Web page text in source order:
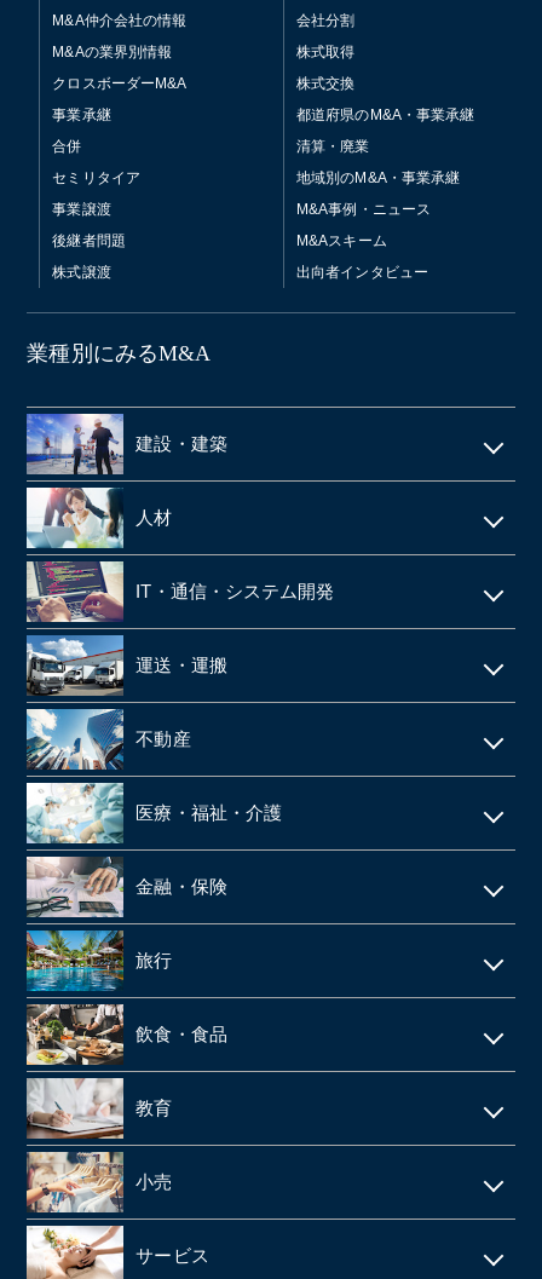
M&A仲介会社の情報
M&Aの業界別情報
クロスボーダーM&A
事業承継
合併
セミリタイア
事業譲渡
後継者問題
株式譲渡
会社分割
株式取得
株式交換
都道府県のM&A・事業承継
清算・廃業
地域別のM&A・事業承継
M&A事例・ニュース
M&Aスキーム
出向者インタビュー
業種別にみるM&A
建設・建築
電気工事・管工事
建設・土木
空調設備工事
仮設足場工事・足場施工
施工管理
建材・住宅設備機器の卸
解体工事
鉄骨工事
内装・外装工事
消防設備点検・工事
建築資材卸
人材
人材派遣
SES
シェアードサービス
技術者派遣
IT・通信・システム開発
IT
システム開発
ネット通販・EC
ゲーム
web広告
SaaS事業
web制作
データセンター
運送・運搬
運送・物流
タクシー
倉庫
バス
引越
不動産
マンション管理
ビルメンテナンス
不動産テック
リフォーム
家賃保証・賃貸管理
不動産管理
医療・福祉・介護
調剤薬局
介護事業
施設介護・老人ホーム
訪問介護・デイサービス
医療機器卸・商社
製薬
SMO
CRO
金融・保険
リース・レンタル
保険代理店
ファンド
旅行
ホテル・旅館
旅行会社・旅行代理店
飲食・食品
飲食店
給食業・給食サービス
宅配弁当
食品メーカー・食品加工・食品工場
教育
学習塾
小売
アパレルメーカー・アパレル
サービス